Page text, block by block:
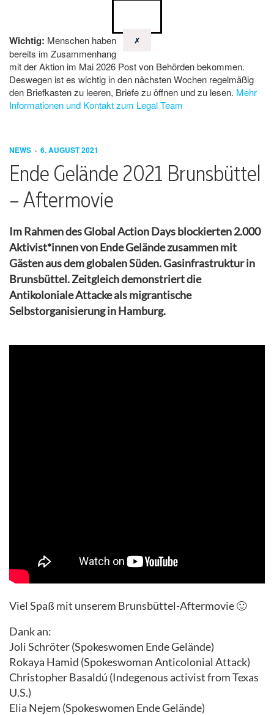
NEWS 6. AUGUST 2021
Ende Gelände 2021 Brunsbüttel
– Aftermovie
Im Rahmen des Global Action Days blockierten 2.000
Aktivist*innen von Ende Gelände zusammen mit
Gästen aus dem globalen Süden. Gasinfrastruktur in
Brunsbüttel. Zeitgleich demonstriert die
Antikoloniale Attacke als migrantische
Selbstorganisierung in Hamburg.
Viel Spaß mit unserem Brunsbüttel-Aftermovie 🙂
Dank an:
Joli Schröter (Spokeswomen Ende Gelände)
Rokaya Hamid (Spokeswoman Anticolonial Attack)
Christopher Basaldú (Indegenous activist from Texas
U.S.)
Elia Nejem (Spokeswomen Ende Gelände)
✗
Wichtig: Menschen haben
bereits im Zusammenhang
mit der Aktion im Mai 2026 Post von Behörden bekommen.
Deswegen ist es wichtig in den nächsten Wochen regelmäßig
den Briefkasten zu leeren, Briefe zu öffnen und zu lesen. Mehr
Informationen und Kontakt zum Legal Team